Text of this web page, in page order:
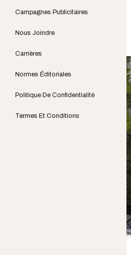
Campagnes Publicitaires
Nous Joindre
Carrières
Normes Éditoriales
Politique De Confidentialité
Termes Et Conditions